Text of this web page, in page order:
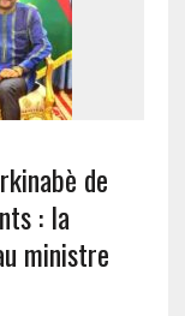
de
: la
ministre